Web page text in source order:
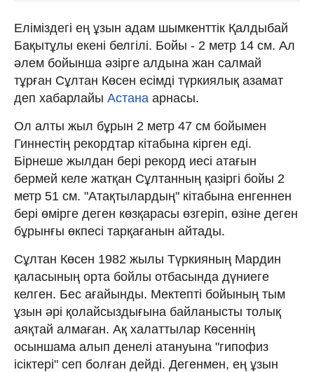
Еліміздегі ең ұзын адам шымкенттік Қалдыбай
Бақытұлы екені белгілі. Бойы - 2 метр 14 см. Ал
әлем бойынша әзірге алдына жан салмай
тұрған Сұлтан Көсен есімді түркиялық азамат
деп хабарлайы Астана арнасы.
Ол алты жыл бұрын 2 метр 47 см бойымен
Гиннестің рекордтар кітабына кірген еді.
Бірнеше жылдан бері рекорд иесі атағын
бермей келе жатқан Сұлтанның қазіргі бойы 2
метр 51 см. "Атақтылардың" кітабына енгеннен
бері өмірге деген көзқарасы өзгеріп, өзіне деген
бұрынғы өкпесі тарқағанын айтады.
Сұлтан Көсен 1982 жылы Түркияның Мардин
қаласының орта бойлы отбасында дүниеге
келген. Бес ағайынды. Мектепті бойының тым
ұзын әрі қолайсыздығына байланысты толық
аяқтай алмаған. Ақ халаттылар Көсеннің
осыншама алып денелі атануына "гипофиз
ісіктері" сеп болған дейді. Дегенмен, ең ұзын